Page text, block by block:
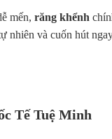
mến, răng khểnh
nhiên và cuốn hút
Tế Tuệ Minh